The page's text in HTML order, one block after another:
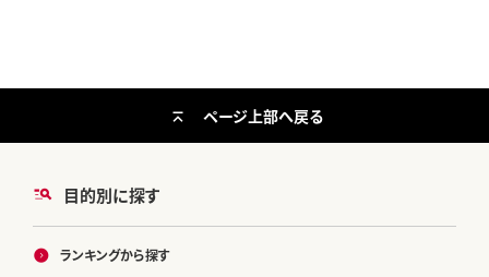
目的別に探す
ランキングから探す
ページ上部へ戻る